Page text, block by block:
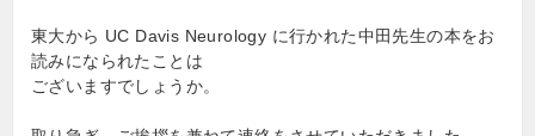
東大から UC Davis Neurology に行かれた中田先生の本をお
読みになられたことは
ございますでしょうか。